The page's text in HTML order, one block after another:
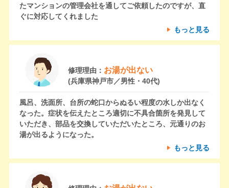
たマンションの管理会社を通してご依頼したのですが、直
ぐに対応してくれました
もっと見る
修理理由： お湯が出ない
(兵庫県神戸市／男性・40代)
風呂、洗面所、台所の蛇口からぬるい程度の水しか出なく
なった。症状を伝えたところ適切に不具合箇所を発見して
いただき、部品を交換していただいたところ、元通りのお
湯が出るようになった。
もっと見る